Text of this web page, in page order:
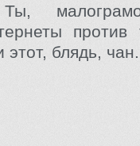
блядь, чан.